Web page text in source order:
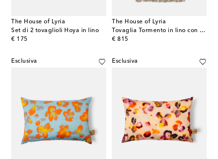
The House of Lyria
Set di 2 tovaglioli Hoya in lino
€ 175
original price
The House of Lyria
Tovaglia Tormento in lino con stampa floreale
€ 815
original price
Esclusiva Esclusiva